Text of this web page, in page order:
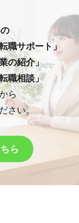
の
職サポート」
の紹介」
職相談」
ら
さい。
ら